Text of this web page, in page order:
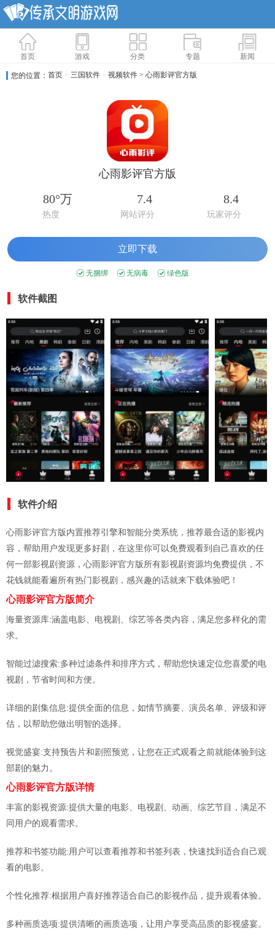
首页 游戏 分类 专题 新闻
您的位置： 首页 > 三国软件 > 视频软件 > 心雨影评官方版
心雨影评官方版
80°万
热度
7.4
网站评分
8.4
玩家评分
立即下载
无捆绑 无病毒 绿色版
软件截图
软件介绍
心雨影评官方版内置推荐引擎和智能分类系统，推荐最合适的影视内
容，帮助用户发现更多好剧，在这里你可以免费观看到自己喜欢的任
何一部影视剧资源，心雨影评官方版所有影视剧资源均免费提供，不
花钱就能看遍所有热门影视剧，感兴趣的话就来下载体验吧！
心雨影评官方版简介
海量资源库:涵盖电影、电视剧、综艺等各类内容，满足您多样化的需
求。
智能过滤搜索:多种过滤条件和排序方式，帮助您快速定位您喜爱的电
视剧，节省时间和方便。
详细的剧集信息:提供全面的信息，如情节摘要、演员名单、评级和评
估，以帮助您做出明智的选择。
视觉盛宴:支持预告片和剧照预览，让您在正式观看之前就能体验到这
部剧的魅力。
心雨影评官方版详情
丰富的影视资源:提供大量的电影、电视剧、动画、综艺节目，满足不
同用户的观看需求。
推荐和书签功能:用户可以查看推荐和书签列表，快速找到适合自己观
看的电影。
个性化推荐:根据用户喜好推荐适合自己的影视作品，提升观看体验。
多种画质选项:提供清晰的画质选项，让用户享受高品质的影视盛宴。